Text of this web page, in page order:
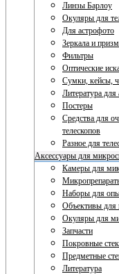
Линзы Барлоу
Окуляры для
Для астрофото
Зеркала и
Фильтры
Оптические
Сумки, кейсы,
Литература
Постеры
Средства для
телескопов
Разное для
Аксессуары для
Камеры для
Наборы для
Объективы для
Окуляры для
Запчасти
Покровные
Предметные
Литература